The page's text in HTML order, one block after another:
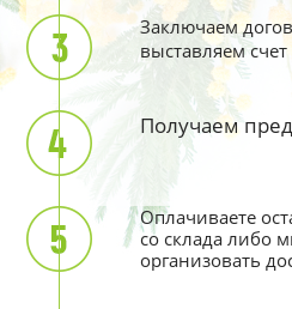
Заключаем
выставляем счет
Получаем
Оплачиваете
со склада либо
организовать